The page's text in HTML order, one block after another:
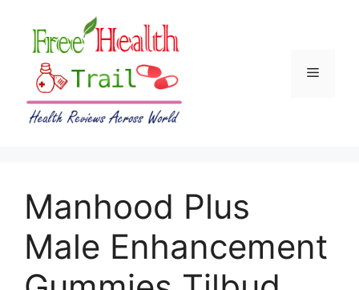
content
Menu
Manhood Plus
Male Enhancement